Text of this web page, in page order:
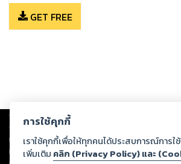
GET FREE
Copyright © 2026
ต่อผลงานหรือเนื้อหาใดที่อัปโหลดผ่านเว็บไซต์และปราก
ทรัพย์สินทางปัญญาของบุคคลอื่นหรือขัดต่อกฎหมายแ
ทุกท่านโปรดใช้วิจารณญาณในการกลั่นกรองด้วยตนเอ
การใช้คุกกี้
เราใช้คุกกี้เพื่อให้ทุกคนได้ประสบการณ์การใ
เพิ่มเติม คลิก (Privacy Policy) และ